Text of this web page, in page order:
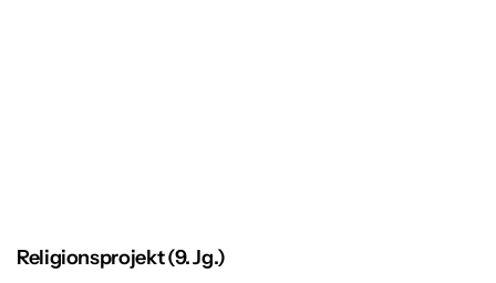
Religionsprojekt (9. Jg.)